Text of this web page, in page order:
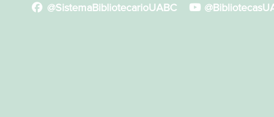
@SistemaBibliotecarioUABC